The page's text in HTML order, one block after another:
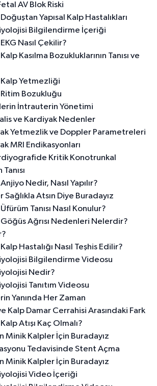
AV Blok Riski
Yapısal Kalp Hastalıkları
Bilgilendirme İçeriği
Nasıl Çekilir?
Kasılma Bozukluklarının Tanısı ve
Yetmezliği
Bozukluğu
İntrauterin Yönetimi
ve Kardiyak Nedenler
Yetmezlik ve Doppler Parametreleri
MRI Endikasyonları
Kritik Konotrunkal
Nedir, Nasıl Yapılır?
Atsın Diye Buradayız
Tanısı Nasıl Konulur?
Ağrısı Nedenleri Nelerdir?
Hastalığı Nasıl Teşhis Edilir?
Bilgilendirme Videosu
Nedir?
Tanıtım Videosu
Yanında Her Zaman
Kalp Damar Cerrahisi Arasındaki Fark
Atışı Kaç Olmalı?
Minik Kalpler İçin Buradayız
Tedavisinde Stent Açma
Minik Kalpler İçin Buradayız
Video İçeriği